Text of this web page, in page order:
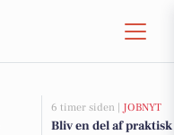
6 timer siden | JOBNYT
Bliv en del af